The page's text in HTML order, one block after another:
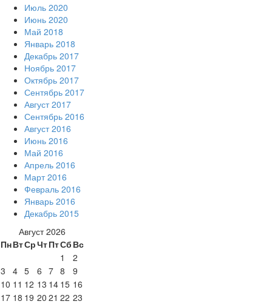
Июль 2020
Июнь 2020
Май 2018
Январь 2018
Декабрь 2017
Ноябрь 2017
Октябрь 2017
Сентябрь 2017
Август 2017
Сентябрь 2016
Август 2016
Июнь 2016
Май 2016
Апрель 2016
Март 2016
Февраль 2016
Январь 2016
Декабрь 2015
Август 2026
ПнВтСрЧтПтСб Вс
1
2
3
4 5 6 7 8
9
10 11 12 13 14 15 16
17 18 19 20 21 22 23